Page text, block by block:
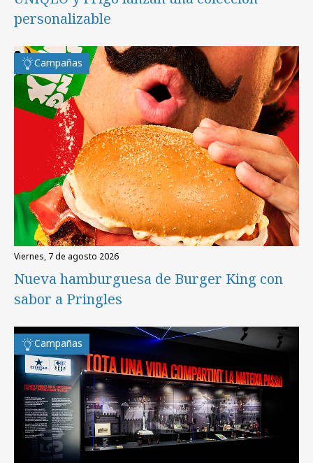
personalizable
Campañas
viernes, 7 de agosto 2026
Nueva hamburguesa de Burger King con
sabor a Pringles
Campañas